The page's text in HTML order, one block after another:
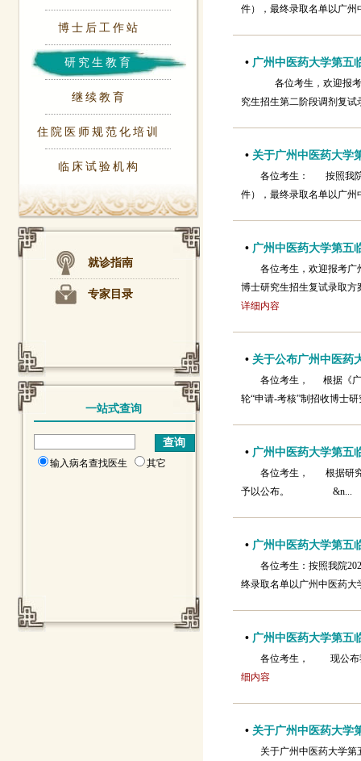
博士后工作站
研究生教育
继续教育
住院医师规范化培训
临床试验机构
就诊指南
专家目录
一站式查询
输入病名查找医生 其它
件），最终录取名单以广
• 广州中医药大学第五
各位考生，欢迎报考
究生招生第二阶段调剂复
• 关于广州中医药大学
各位考生： 按照我院
件），最终录取名单以广
• 广州中医药大学第五
各位考生，欢迎报考广
博士研究生招生复试录取
详细内容
• 关于公布广州中医药
各位考生， 根据《广
轮“申请-考核”制招收博士
• 广州中医药大学第五
各位考生， 根据研究
予以公布。
• 广州中医药大学第五
各位考生：按照我院
终录取名单以广州中医药
• 广州中医药大学第五
各位考生， 现公
细内容
• 关于广州中医药大学
关于广州中医药大学